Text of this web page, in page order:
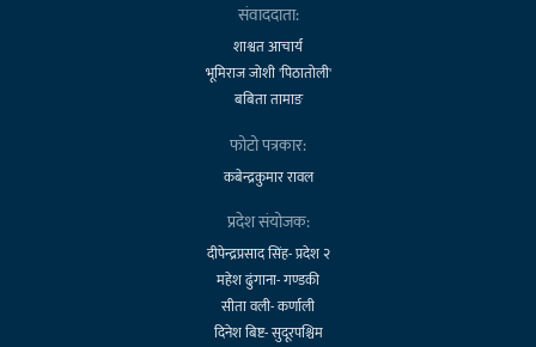
संवाददाता:
शाश्वत आचार्य
भूमिराज जोशी 'पिठातोली'
बबिता तामाङ
फोटो पत्रकार:
कबेन्द्रकुमार रावल
प्रदेश संयोजक:
दीपेन्द्रप्रसाद सिंह- प्रदेश २
महेश ढुंगाना- गण्डकी
सीता वली- कर्णाली
दिनेश बिष्ट- सुदूरपश्चिम